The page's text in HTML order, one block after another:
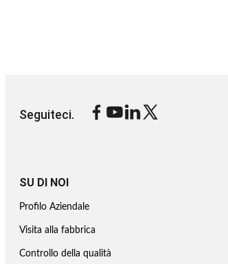
Seguiteci.
SU DI NOI
Profilo Aziendale
Visita alla fabbrica
Controllo della qualità